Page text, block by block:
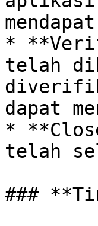
*
telah
dapat
*
telah
###